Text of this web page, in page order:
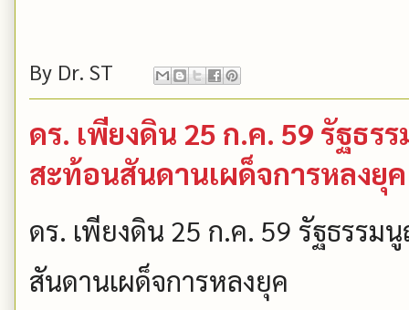
By Dr. ST
ดร. เพียงดิน 25 ก.ค. 59 รัฐธ
สะท้อนสันดานเผด็จการหลงยุค
ดร. เพียงดิน 25 ก.ค. 59 รัฐธรร
สันดานเผด็จการหลงยุค